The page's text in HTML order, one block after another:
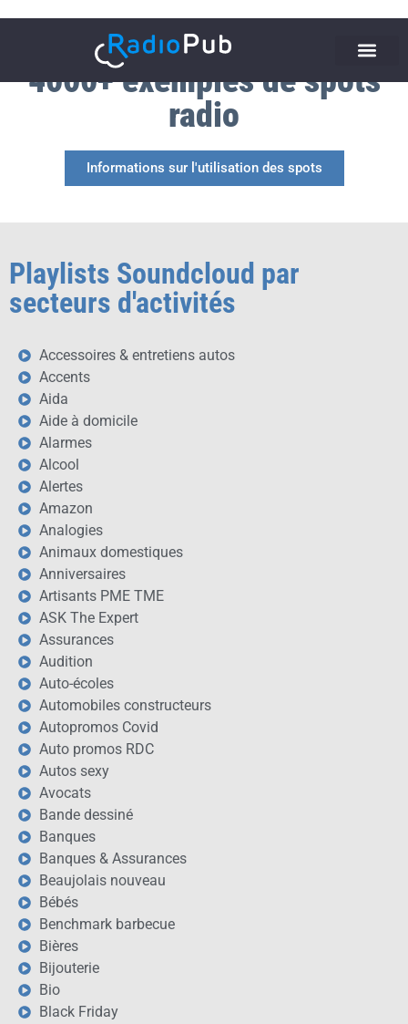
4000+ exemples de spots
radio
Informations sur l'utilisation des spots
Playlists Soundcloud par
secteurs d'activités
Accessoires & entretiens autos
Accents
Aida
Aide à domicile
Alarmes
Alcool
Alertes
Amazon
Analogies
Animaux domestiques
Anniversaires
Artisants PME TME
ASK The Expert
Assurances
Audition
Auto-écoles
Automobiles constructeurs
Autopromos Covid
Auto promos RDC
Autos sexy
Avocats
Bande dessiné
Banques
Banques & Assurances
Beaujolais nouveau
Bébés
Benchmark barbecue
Bières
Bijouterie
Bio
Black Friday